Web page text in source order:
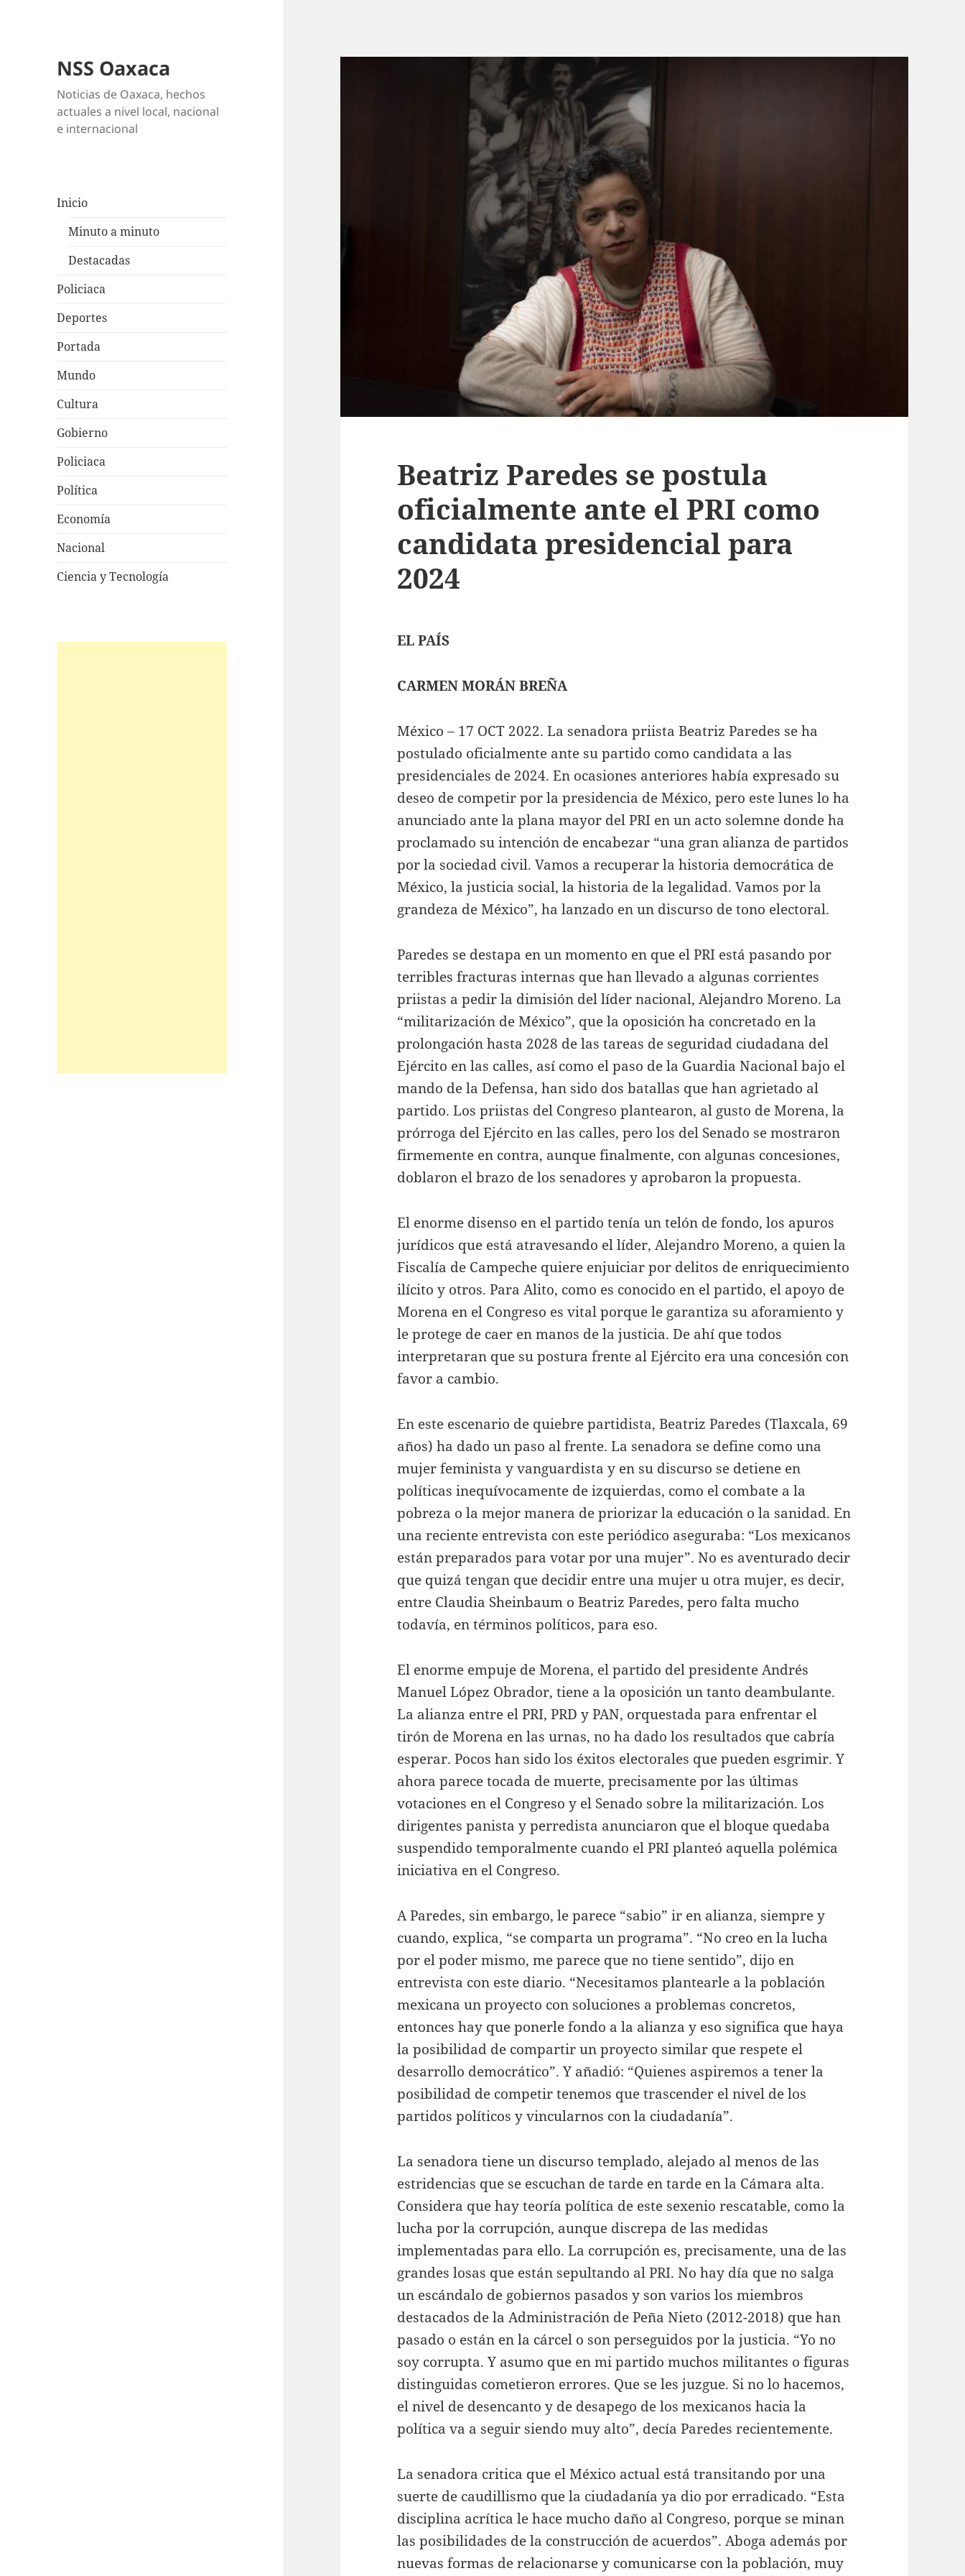
NSS Oaxaca
Noticias de Oaxaca, hechos
actuales a nivel local, nacional
e internacional
Inicio
Minuto a minuto
Destacadas
Policiaca
Deportes
Portada
Mundo
Cultura
Gobierno
Policiaca
Política
Economía
Nacional
Ciencia y Tecnología
Beatriz Paredes se postula
oficialmente ante el PRI como
candidata presidencial para
2024
EL PAÍS
CARMEN MORÁN BREÑA
México – 17 OCT 2022. La senadora priista Beatriz Paredes se ha
postulado oficialmente ante su partido como candidata a las
presidenciales de 2024. En ocasiones anteriores había expresado su
deseo de competir por la presidencia de México, pero este lunes lo ha
anunciado ante la plana mayor del PRI en un acto solemne donde ha
proclamado su intención de encabezar “una gran alianza de partidos
por la sociedad civil. Vamos a recuperar la historia democrática de
México, la justicia social, la historia de la legalidad. Vamos por la
grandeza de México”, ha lanzado en un discurso de tono electoral.
Paredes se destapa en un momento en que el PRI está pasando por
terribles fracturas internas que han llevado a algunas corrientes
priistas a pedir la dimisión del líder nacional, Alejandro Moreno. La
“militarización de México”, que la oposición ha concretado en la
prolongación hasta 2028 de las tareas de seguridad ciudadana del
Ejército en las calles, así como el paso de la Guardia Nacional bajo el
mando de la Defensa, han sido dos batallas que han agrietado al
partido. Los priistas del Congreso plantearon, al gusto de Morena, la
prórroga del Ejército en las calles, pero los del Senado se mostraron
firmemente en contra, aunque finalmente, con algunas concesiones,
doblaron el brazo de los senadores y aprobaron la propuesta.
El enorme disenso en el partido tenía un telón de fondo, los apuros
jurídicos que está atravesando el líder, Alejandro Moreno, a quien la
Fiscalía de Campeche quiere enjuiciar por delitos de enriquecimiento
ilícito y otros. Para Alito, como es conocido en el partido, el apoyo de
Morena en el Congreso es vital porque le garantiza su aforamiento y
le protege de caer en manos de la justicia. De ahí que todos
interpretaran que su postura frente al Ejército era una concesión con
favor a cambio.
En este escenario de quiebre partidista, Beatriz Paredes (Tlaxcala, 69
años) ha dado un paso al frente. La senadora se define como una
mujer feminista y vanguardista y en su discurso se detiene en
políticas inequívocamente de izquierdas, como el combate a la
pobreza o la mejor manera de priorizar la educación o la sanidad. En
una reciente entrevista con este periódico aseguraba: “Los mexicanos
están preparados para votar por una mujer”. No es aventurado decir
que quizá tengan que decidir entre una mujer u otra mujer, es decir,
entre Claudia Sheinbaum o Beatriz Paredes, pero falta mucho
todavía, en términos políticos, para eso.
El enorme empuje de Morena, el partido del presidente Andrés
Manuel López Obrador, tiene a la oposición un tanto deambulante.
La alianza entre el PRI, PRD y PAN, orquestada para enfrentar el
tirón de Morena en las urnas, no ha dado los resultados que cabría
esperar. Pocos han sido los éxitos electorales que pueden esgrimir. Y
ahora parece tocada de muerte, precisamente por las últimas
votaciones en el Congreso y el Senado sobre la militarización. Los
dirigentes panista y perredista anunciaron que el bloque quedaba
suspendido temporalmente cuando el PRI planteó aquella polémica
iniciativa en el Congreso.
A Paredes, sin embargo, le parece “sabio” ir en alianza, siempre y
cuando, explica, “se comparta un programa”. “No creo en la lucha
por el poder mismo, me parece que no tiene sentido”, dijo en
entrevista con este diario. “Necesitamos plantearle a la población
mexicana un proyecto con soluciones a problemas concretos,
entonces hay que ponerle fondo a la alianza y eso significa que haya
la posibilidad de compartir un proyecto similar que respete el
desarrollo democrático”. Y añadió: “Quienes aspiremos a tener la
posibilidad de competir tenemos que trascender el nivel de los
partidos políticos y vincularnos con la ciudadanía”.
La senadora tiene un discurso templado, alejado al menos de las
estridencias que se escuchan de tarde en tarde en la Cámara alta.
Considera que hay teoría política de este sexenio rescatable, como la
lucha por la corrupción, aunque discrepa de las medidas
implementadas para ello. La corrupción es, precisamente, una de las
grandes losas que están sepultando al PRI. No hay día que no salga
un escándalo de gobiernos pasados y son varios los miembros
destacados de la Administración de Peña Nieto (2012-2018) que han
pasado o están en la cárcel o son perseguidos por la justicia. “Yo no
soy corrupta. Y asumo que en mi partido muchos militantes o figuras
distinguidas cometieron errores. Que se les juzgue. Si no lo hacemos,
el nivel de desencanto y de desapego de los mexicanos hacia la
política va a seguir siendo muy alto”, decía Paredes recientemente.
La senadora critica que el México actual está transitando por una
suerte de caudillismo que la ciudadanía ya dio por erradicado. “Esta
disciplina acrítica le hace mucho daño al Congreso, porque se minan
las posibilidades de la construcción de acuerdos”. Aboga además por
nuevas formas de relacionarse y comunicarse con la población, muy